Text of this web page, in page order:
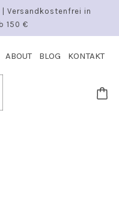
| Versandkostenfrei in
150 €
ABOUT BLOG KONTAKT